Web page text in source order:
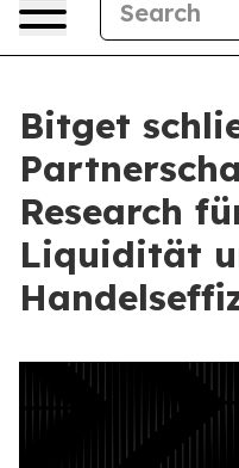
Bitget
Research
Liquidität